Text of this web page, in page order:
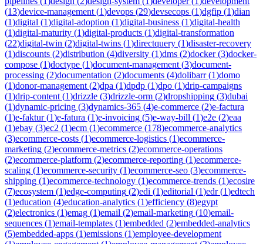
(13)device-management (1)devops (29)devsecops (1)dgfip (1)dian
(1)digital (1)digital-adoption (1)digital-business (1)digital-health
(1)digital-maturity (1)digital-products (1)digital-transformation
(22)digital-twin (2)digital-twins (1)directquery (1)disaster-recovery
(1)discounts (2)distribution (4)diversity (1)dms (2)docker(3)docker-
compose (1)doctype (1)document-management (3)document-
processing (2)documentation (2)documents (4)dolibarr(1)domo
(1)donor-management (2)dpa (1)dpdp (1)dpo (1)drip-campaigns
(1)drip-content (1)drizzle (3)drizzle-orm (2)dropshipping (3)dubai
(1)dynamic-pricing (3)dynamics-365 (4)e-commerce (2)e-factura
(1)e-faktur(1)e-fatura (1)e-invoicing (5)e-way-bill (1)e2e (2)eaa
(1)ebay (3)ec2 (1)ecm (1)ecommerce (178)ecommerce-analytics
(3)ecommerce-costs (1)ecommerce-logistics (1)ecommerce-
marketing (2)ecommerce-metrics (2)ecommerce-operations
(2)ecommerce-platform (2)ecommerce-reporting (1)ecommerce-
scaling (1)ecommerce-security (1)ecommerce-seo (3)ecommerce-
shipping (1)ecommerce-technology (1)ecommerce-trends (1)ecosire
(7)ecosystem (1)edge-computing (2)edi (1)editorial (1)edr(1)edtech
(1)education (4)education-analytics (1)efficiency (8)egypt
(2)electronics (1)emag (1)email (2)email-marketing (10)email-
sequences (1)email-templates (1)embedded (2)embedded-analytics
(5)embedded-apps (1)emissions (1)employee-development